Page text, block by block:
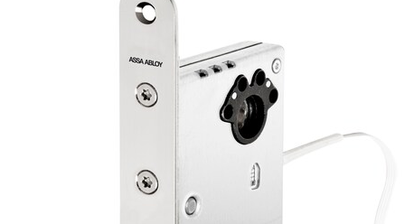
Produkt
815-50 ANALOG LØS LÅSKASSE
815-50 ANALOG KOMPLETT
SK179J-2 FKRM NØDBESLAG F/815-815C-
PANIKKBESLAG 3523 B HØYRE F/815-
PANIKKBESLAG 3523 B VENSTRE F/815-
1448075202031
SL1487-2 SLUTTSTYKKE GALV 1P